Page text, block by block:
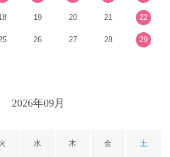
19 20 21 22
26 27 28 29
2026年09月
水 木 金 土